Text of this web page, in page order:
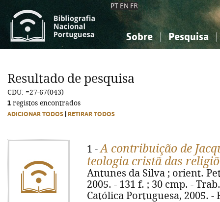
PT EN FR
Sobre Pesquisa
Ciências sociais...
Ciências sociais...
Resultado de pesquisa
CDU: =27-67(043)
1 registos encontrados
ADICIONAR TODOS RETIRAR TODOS
1 -A contribuição de
teologia cristã das
Antunes da Silva ; orient.
2005. - 131 f. ; 30 cmp. -
Católica Portuguesa, 2005. -